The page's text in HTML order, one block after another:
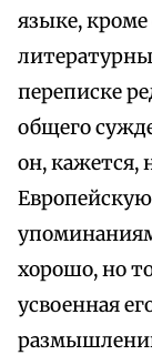
языке,
переписке
общего
он, кажется,
хорошо, но
усвоенная